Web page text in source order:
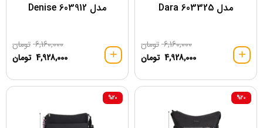
مدل 603325 Dara
6,160,000 تومان
4,928,000 تومان
مدل 603912 Denise
6,160,000 تومان
4,928,000 تومان
%20
%20